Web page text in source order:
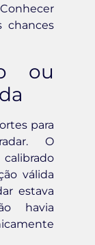
chances
ou
para
O
válida
estava
havia